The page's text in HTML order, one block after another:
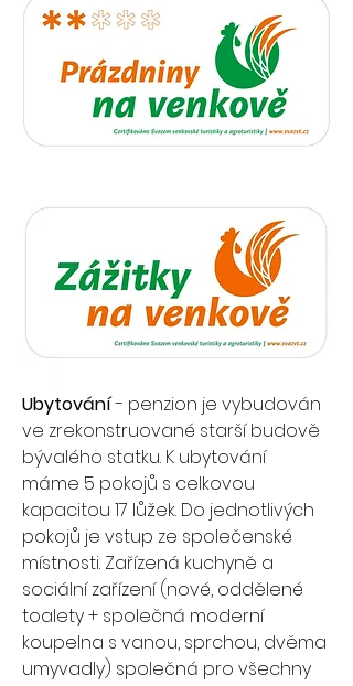
Ubytování - penzion je vybudován
ve zrekonstruované starší budově
bývalého statku. K ubytování
máme 5 pokojů s celkovou
kapacitou 17 lůžek. Do jednotlivých
pokojů je vstup ze společenské
místnosti. Zařízená kuchyně a
sociální zařízení (nové, oddělené
toalety + společná moderní
koupelna s vanou, sprchou, dvěma
umyvadly) společná pro všechny